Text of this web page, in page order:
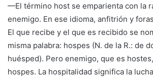
—El término host se emparienta con la
enemigo. En ese idioma, anfitrión y
El que recibe y el que es recibido se
misma palabra: hospes (N. de la R.: de
huésped). Pero enemigo, que es
hospes. La hospitalidad significa la